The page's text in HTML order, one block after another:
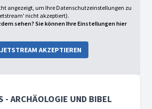
angezeigt, um Ihre Datenschutzeinstellungen zu
nicht akzeptiert).
sehen? Sie können Ihre Einstellungen hier
JETSTREAM AKZEPTIEREN
- ARCHÄOLOGIE UND BIBEL